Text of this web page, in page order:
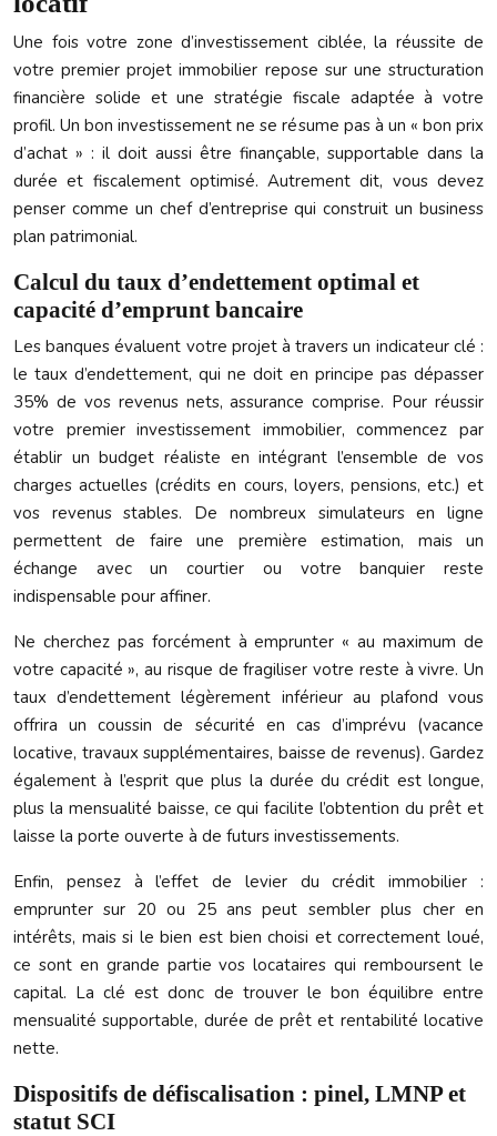
Une fois votre zone d’investissement ciblée, la réussite de
votre premier projet immobilier repose sur une structuration
financière solide et une stratégie fiscale adaptée à votre
profil. Un bon investissement ne se résume pas à un « bon prix
d’achat » : il doit aussi être finançable, supportable dans la
durée et fiscalement optimisé. Autrement dit, vous devez
penser comme un chef d’entreprise qui construit un business
plan patrimonial.
Calcul du taux d’endettement optimal et
capacité d’emprunt bancaire
Les banques évaluent votre projet à travers un indicateur clé :
le taux d’endettement, qui ne doit en principe pas dépasser
35% de vos revenus nets, assurance comprise. Pour réussir
votre premier investissement immobilier, commencez par
établir un budget réaliste en intégrant l’ensemble de vos
charges actuelles (crédits en cours, loyers, pensions, etc.) et
vos revenus stables. De nombreux simulateurs en ligne
permettent de faire une première estimation, mais un
échange avec un courtier ou votre banquier reste
indispensable pour affiner.
Ne cherchez pas forcément à emprunter « au maximum de
votre capacité », au risque de fragiliser votre reste à vivre. Un
taux d’endettement légèrement inférieur au plafond vous
offrira un coussin de sécurité en cas d’imprévu (vacance
locative, travaux supplémentaires, baisse de revenus). Gardez
également à l’esprit que plus la durée du crédit est longue,
plus la mensualité baisse, ce qui facilite l’obtention du prêt et
laisse la porte ouverte à de futurs investissements.
Enfin, pensez à l’effet de levier du crédit immobilier :
emprunter sur 20 ou 25 ans peut sembler plus cher en
intérêts, mais si le bien est bien choisi et correctement loué,
ce sont en grande partie vos locataires qui remboursent le
capital. La clé est donc de trouver le bon équilibre entre
mensualité supportable, durée de prêt et rentabilité locative
nette.
Dispositifs de défiscalisation : pinel, LMNP et
statut SCI